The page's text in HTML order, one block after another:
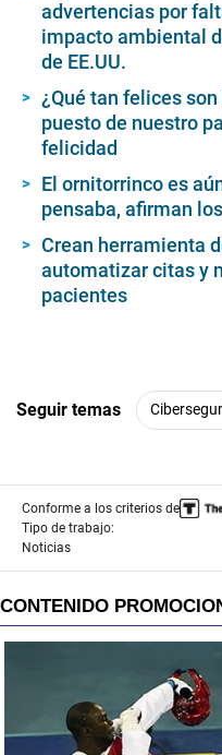
advertencias por
impacto ambiental
de EE.UU.
¿Qué tan felices
puesto de nuestro
felicidad
El ornitorrinco es
pensaba, afirman
Crean herramienta
automatizar citas y
pacientes
Seguir temas
Conforme a los criterios de
Tipo de trabajo:
Noticias